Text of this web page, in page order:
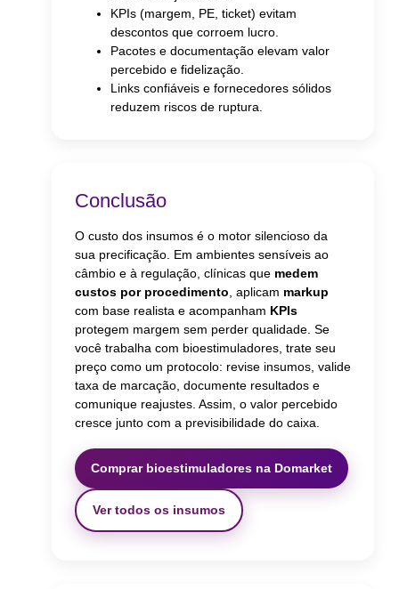
KPIs (margem, PE, ticket) evitam
descontos que corroem lucro.
Pacotes e documentação elevam valor
percebido e fidelização.
Links confiáveis e fornecedores sólidos
reduzem riscos de ruptura.
Conclusão
O custo dos insumos é o motor silencioso da
sua precificação. Em ambientes sensíveis ao
câmbio e à regulação, clínicas que medem
custos por procedimento , aplicam markup
com base realista e acompanham KPIs
protegem margem sem perder qualidade. Se
você trabalha com bioestimuladores, trate seu
preço como um protocolo: revise insumos, valide
taxa de marcação, documente resultados e
comunique reajustes. Assim, o valor percebido
cresce junto com a previsibilidade do caixa.
Comprar bioestimuladores na Domarket
Ver todos os insumos